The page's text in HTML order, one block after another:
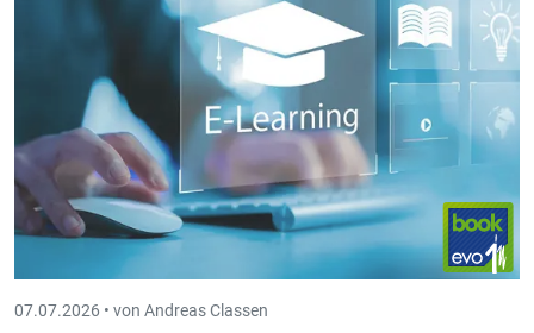
07.07.2026 • von Andreas Classen